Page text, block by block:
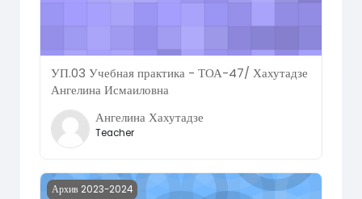
УП.03 Учебная практика - ТОА-47/ Хахутадзе
Ангелина Исмаиловна
Ангелина Хахутадзе
Teacher
Course image ПП.02 Производственная практика
Архив 2023-2024